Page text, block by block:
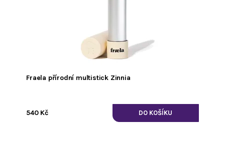
Fraela přírodní multistick Zinnia
540 Kč